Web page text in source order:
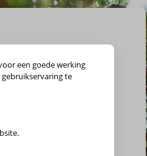
een goede werking
te